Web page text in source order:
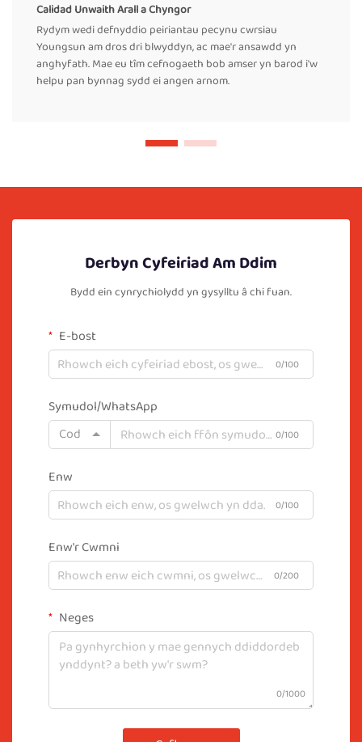
Calidad Unwaith Arall a Chyngor
Rydym wedi defnyddio peiriantau pecynu cwrsiau
Youngsun am dros dri blwyddyn, ac mae'r ansawdd yn
anghyfath. Mae eu tîm cefnogaeth bob amser yn barod i'w
helpu pan bynnag sydd ei angen arnom.
Derbyn Cyfeiriad Am Ddim
Bydd ein cynrychiolydd yn gysylltu â chi fuan.
E-bost
0/100
Symudol/WhatsApp
Cod
0/100
Enw
0/100
Enw'r Cwmni
0/200
Neges
0/1000